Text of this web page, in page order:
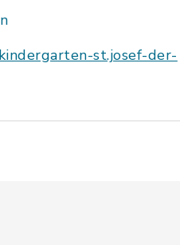
st.josef-der-